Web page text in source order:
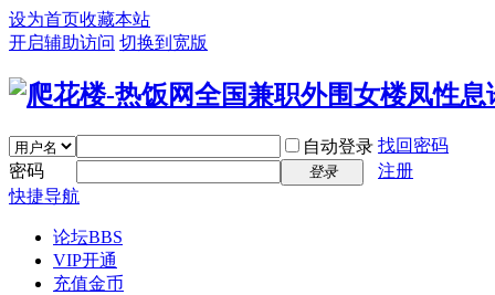
设为首页收藏本站
开启辅助访问 切换到宽版
自动登录 找回密码
密码
登录
注册
快捷导航
论坛BBS
VIP开通
充值金币